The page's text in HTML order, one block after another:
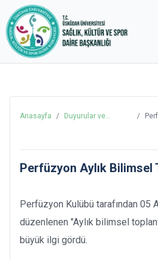
Anasayfa /
Duyurular ve
/
Perfüzyon Aylık Bilimsel
Perfüzyon Kulübü tarafından 05
düzenlenen "Aylık bilimsel
büyük ilgi gördü.